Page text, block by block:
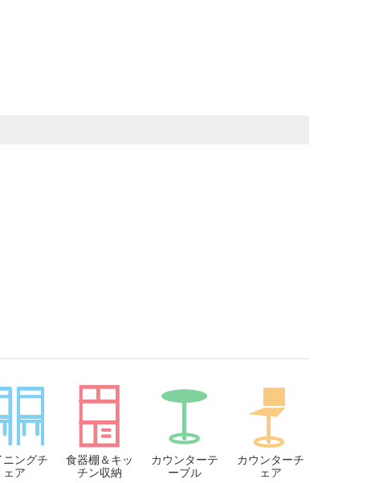
ニングチ
ェア
食器棚＆キッ
チン収納
カウンターテ
ーブル
カウンターチ
ェア